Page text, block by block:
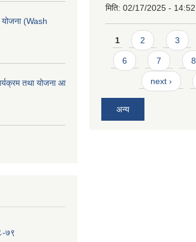
(Wash
तथा योजना आ
मिति: 02/17/2025 - 14:52
Pages
1 2 3
6 7 8
next ›
अन्य
७९